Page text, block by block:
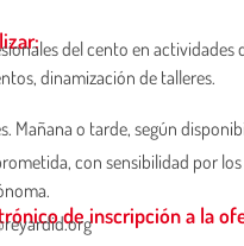
del cento en actividades
dinamización de talleres.
Mañana o tarde, según
con sensibilidad por
de inscripción a la